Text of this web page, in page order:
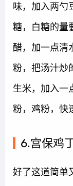
味，加入两勺
糖，白糖的量
醋，加一点清
粉，把汤汁炒
生米，加入一
粉，鸡粉，快
6.宫保鸡
好了这道简单